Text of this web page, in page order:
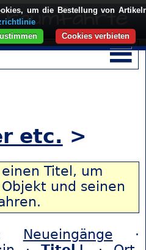
etc. >
Titel, um
und seinen
Neueingänge ·
um die Bestellung von
Cookies verbieten